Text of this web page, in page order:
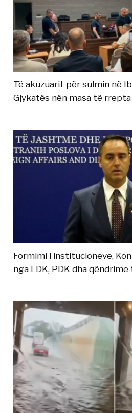
Të akuzuarit për sulmin në
Gjykatës nën masa të
Formimi i institucioneve,
nga LDK, PDK dha